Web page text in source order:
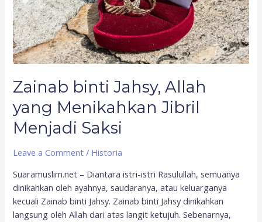
Zainab binti Jahsy, Allah
yang Menikahkan Jibril
Menjadi Saksi
Leave a Comment / Historia
Suaramuslim.net – Diantara istri-istri Rasulullah, semuanya
dinikahkan oleh ayahnya, saudaranya, atau keluarganya
kecuali Zainab binti Jahsy. Zainab binti Jahsy dinikahkan
langsung oleh Allah dari atas langit ketujuh. Sebenarnya,
Menjadi
Saksi